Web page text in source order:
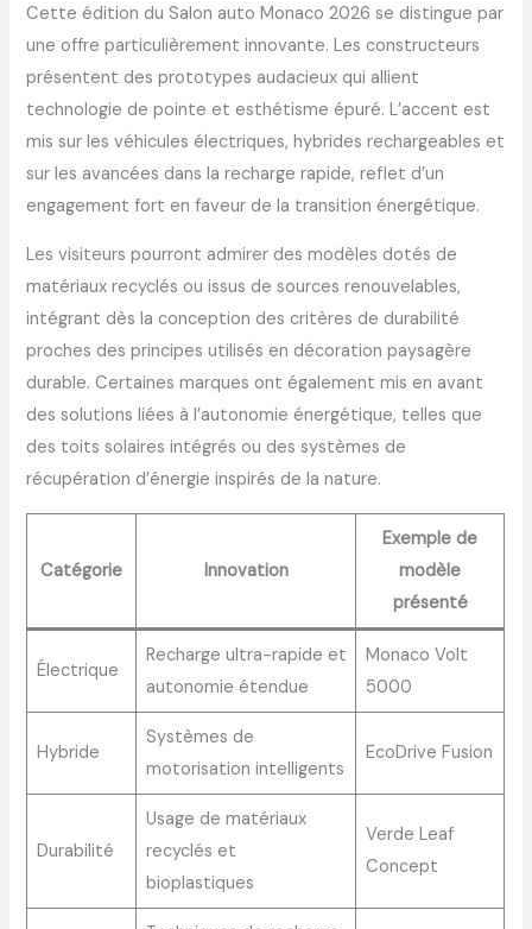
Cette édition du Salon auto Monaco 2026 se distingue par
une offre particulièrement innovante. Les constructeurs
présentent des prototypes audacieux qui allient
technologie de pointe et esthétisme épuré. L’accent est
mis sur les véhicules électriques, hybrides rechargeables et
sur les avancées dans la recharge rapide, reflet d’un
engagement fort en faveur de la transition énergétique.
Les visiteurs pourront admirer des modèles dotés de
matériaux recyclés ou issus de sources renouvelables,
intégrant dès la conception des critères de durabilité
proches des principes utilisés en décoration paysagère
durable. Certaines marques ont également mis en avant
des solutions liées à l’autonomie énergétique, telles que
des toits solaires intégrés ou des systèmes de
récupération d’énergie inspirés de la nature.
Catégorie Innovation
Exemple de
modèle
présenté
Électrique
Recharge ultra-rapide et
autonomie étendue
Monaco Volt
5000
Hybride
Systèmes de
motorisation intelligents
EcoDrive Fusion
Durabilité
Usage de matériaux
recyclés et
bioplastiques
Verde Leaf
Concept